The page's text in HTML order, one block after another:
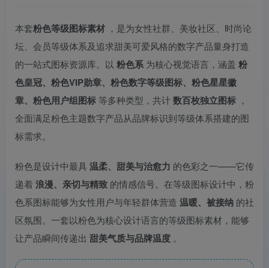
本套粉色等级图标素材 ，是为女性社群、美妆社区、时尚论
坛、会员等级体系及追求甜美可爱风格的数字产品量身打造
的一站式图标资源库。以 粉色系 为核心视觉语言，涵盖 粉
色皇冠、粉色VIP勋章、粉色数字等级图标、粉色星星徽
章、粉色用户组图标 等多种类型，共计 数百枚独立图标 ，
全面满足粉色主题数字产品从品牌标识到等级体系搭建的图
标需求。
粉色是设计中最具温柔、甜美与治愈力 的色彩之一——它传
递着 浪漫、亲切与精致 的情感信号。在等级图标设计中，粉
色系图标能够为女性用户与年轻群体营造 温暖、被接纳 的社
区氛围。一套以粉色为核心设计语言的等级图标素材，能够
让产品瞬间传递出 甜美气质与品牌温度 。